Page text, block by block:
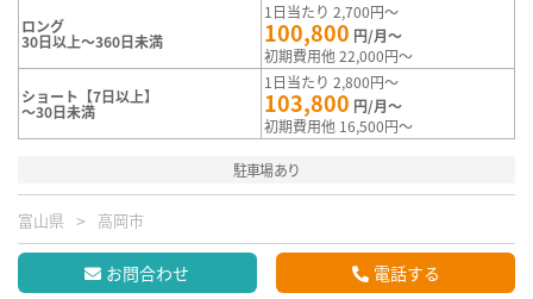
ロング
30日以上～360日未満
1日当たり 2,700円～
100,800 円/月～
初期費用他 22,000円～
ショート【7日以上】
～30日未満
1日当たり 2,800円～
103,800 円/月～
初期費用他 16,500円～
駐車場あり
富山県 高岡市
お問合わせ 電話する